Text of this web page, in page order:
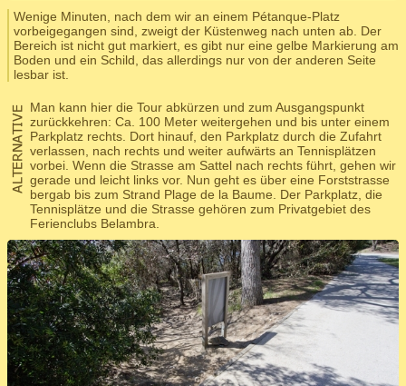
Wenige Minuten, nach dem wir an einem Pétanque-Platz
vorbeigegangen sind, zweigt der Küstenweg nach unten ab. Der
Bereich ist nicht gut markiert, es gibt nur eine gelbe Markierung am
Boden und ein Schild, das allerdings nur von der anderen Seite
lesbar ist.
Man kann hier die Tour abkürzen und zum Ausgangspunkt
zurückkehren: Ca. 100 Meter weitergehen und bis unter einem
Parkplatz rechts. Dort hinauf, den Parkplatz durch die Zufahrt
verlassen, nach rechts und weiter aufwärts an Tennisplätzen
vorbei. Wenn die Strasse am Sattel nach rechts führt, gehen wir
gerade und leicht links vor. Nun geht es über eine Forststrasse
bergab bis zum Strand Plage de la Baume. Der Parkplatz, die
Tennisplätze und die Strasse gehören zum Privatgebiet des
Ferienclubs Belambra.